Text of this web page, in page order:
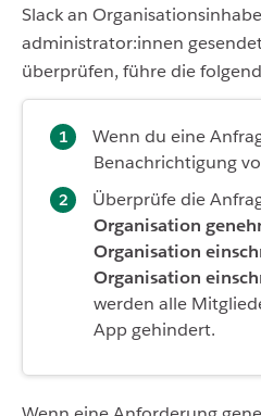
Slack an
administrator:innen
überprüfen, führe die
Wenn du eine
Benachrichtigung
Überprüfe die
Organisation
Organisation
Organisation
werden alle
App gehindert.